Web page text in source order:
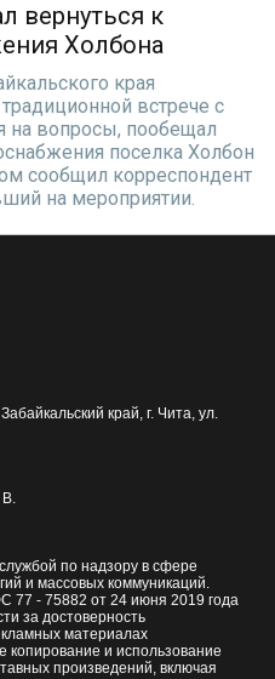
вернуться к
Холбона
края
встрече с
на вопросы, пообещал
поселка Холбон
сообщил корреспондент
на мероприятии.
край, г. Чита, ул.
В.
по надзору в сфере
и массовых коммуникаций.
77 - 75882 от 24 июня 2019 года
за достоверность
материалах
и использование
произведений, включая